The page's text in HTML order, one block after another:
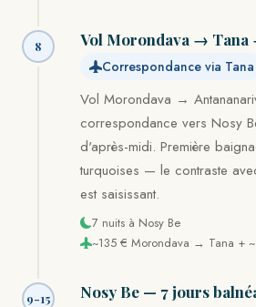
8 Vol Morondava → Tana
Correspondance via Tana
Vol Morondava →
correspondance vers Nosy
d'après-midi. Première
turquoises — le contraste
est saisissant.
7 nuits à Nosy Be
~135 € Morondava → Tana +
9-15
Nosy Be — 7 jours